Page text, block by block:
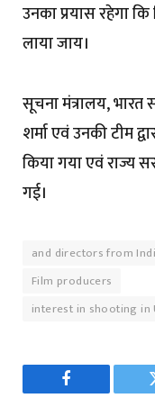
उनका प्रयास रहेगा
लाया जाय।
सूचना मंत्रालय, भारत
शर्मा एवं उनकी टीम
किया गया एवं राज्य
गई।
and directors from
Film producers
interest in shooting in
Facebook